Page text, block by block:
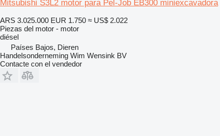
Mitsubishi S3L2 motor para Pel-Job EB300 miniexcavadora
ARS 3.025.000 EUR 1.750 ≈ US$ 2.022
Piezas del motor - motor
diésel
Países Bajos, Dieren
Handelsonderneming Wim Wensink BV
Contacte con el vendedor